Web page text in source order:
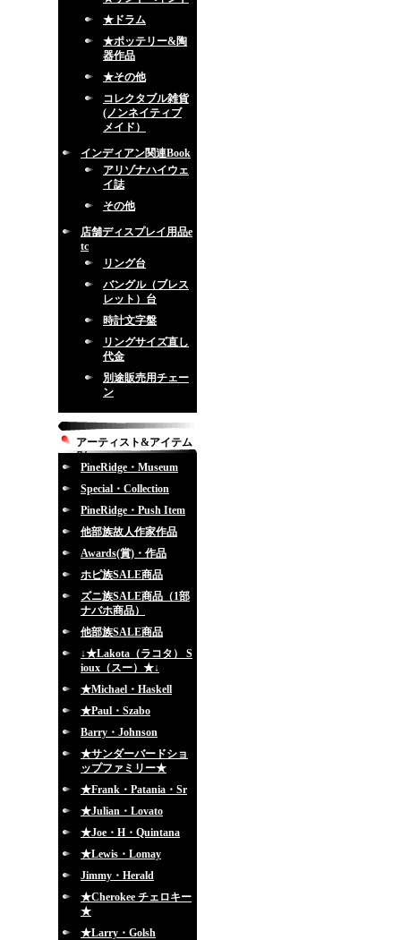
★ドラム
★ポッテリー&陶
器作品
★その他
コレクタブル雑貨
(ノンネイティブ
メイド）
インディアン関連Book
アリゾナハイウェ
イ誌
その他
店舗ディスプレイ用品e
tc
リング台
バングル（ブレス
レット）台
時計文字盤
リングサイズ直し
代金
別途販売用チェー
ン
アーティスト&アイテム
別
PineRidge・Museum
Special・Collection
PineRidge・Push Item
他部族故人作家作品
Awards(賞)・作品
ホピ族SALE商品
ズニ族SALE商品（1部
ナバホ商品）
他部族SALE商品
↓★Lakota（ラコタ） S
ioux（スー）★↓
★Michael・Haskell
★Paul・Szabo
Barry・Johnson
★サンダーバードショ
ップファミリー★
★Frank・Patania・Sr
★Julian・Lovato
★Joe・H・Quintana
★Lewis・Lomay
Jimmy・Herald
★Cherokee チェロキー
★
★Larry・Golsh